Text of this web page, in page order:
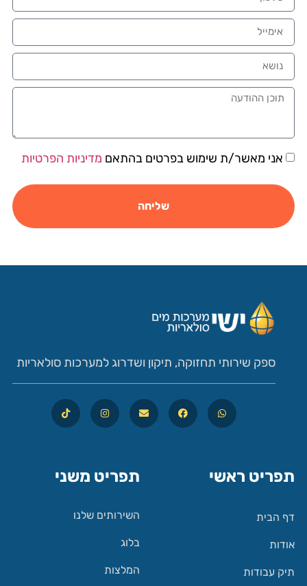
אני מאשר/ת שימוש בפרטים בהתאם מדיניות הפרטיות
שליחה
ספק שירותי תחזוקה, תיקון ושדרוג למערכות סולאריות
תפריט ראשי
דף הבית
אודות
תיק עבודות
תפריט משני
השירותים שלנו
בלוג
המלצות